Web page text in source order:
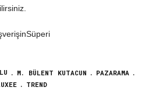
M. BÜLENT KUTACUN
PAZARAMA
TREND